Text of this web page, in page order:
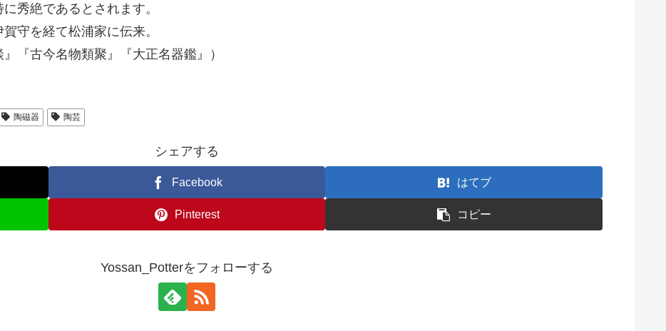
秀絶であるとされます。
守を経て松浦家に伝来。
『古今名物類聚』『大正名器鑑』）
陶磁器 陶芸
シェアする
Facebook はてブ
Pinterest コピー
Yossan_Potterをフォローする